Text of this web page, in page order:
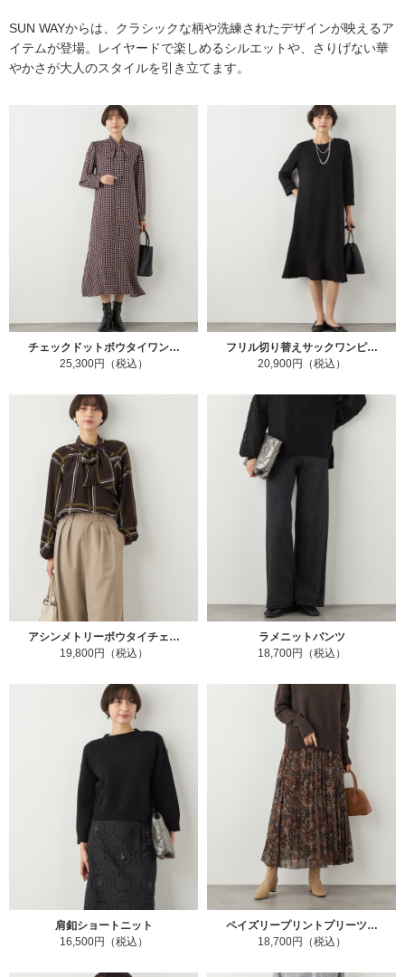
SUN WAYからは、クラシックな柄や洗練されたデザインが映えるア
イテムが登場。レイヤードで楽しめるシルエットや、さりげない華
やかさが大人のスタイルを引き立てます。
チェックドットボウタイワン…
25,300円（税込）
フリル切り替えサックワンピ…
20,900円（税込）
アシンメトリーボウタイチェ…
19,800円（税込）
ラメニットパンツ
18,700円（税込）
肩釦ショートニット
16,500円（税込）
ペイズリープリントプリーツ…
18,700円（税込）